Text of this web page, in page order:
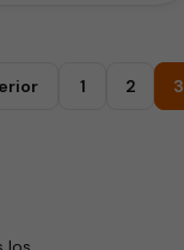
1 2 3